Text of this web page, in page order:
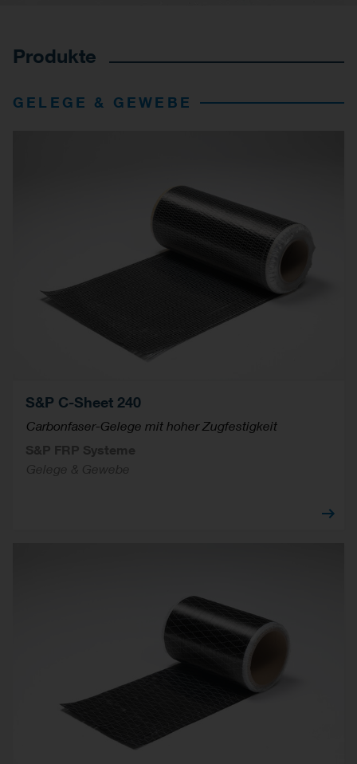
Produkte
GELEGE & GEWEBE
S&P C-Sheet 240
Carbonfaser-Gelege mit hoher Zugfestigkeit
S&P FRP Systeme
Gelege & Gewebe